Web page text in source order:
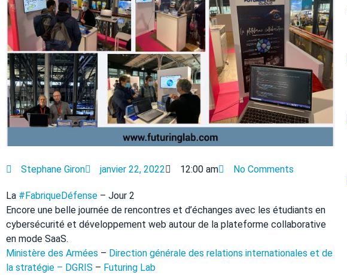
Stephane Giron janvier 22, 2022 12:00 am No Comments
La #FabriqueDéfense – Jour 2
Encore une belle journée de rencontres et d’échanges avec les étudiants en
cybersécurité et développement web autour de la plateforme collaborative
en mode SaaS.
Ministère des Armées – Direction générale des relations internationales et de
la stratégie – DGRIS – Futuring Lab